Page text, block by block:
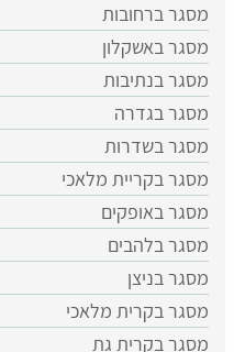
מסגר ברחובות
מסגר באשקלון
מסגר בנתיבות
מסגר בגדרה
מסגר בשדרות
מסגר בקריית מלאכי
מסגר באופקים
מסגר בלהבים
מסגר בניצן
מסגר בקרית מלאכי
מסגר בקרית גת